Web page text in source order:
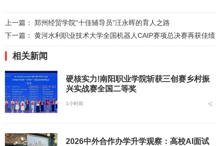
上一篇： 郑州经贸学院“十佳辅导员”汪永晖的育人之路
下一篇： 黄河水利职业技术大学全国机器人CAIP赛项总决赛再获佳绩
相关新闻
硬核实力!南阳职业学院斩获三创赛乡村振
兴实战赛全国二等奖
1小时前
2026中外合作办学升学观察：高校AI面试